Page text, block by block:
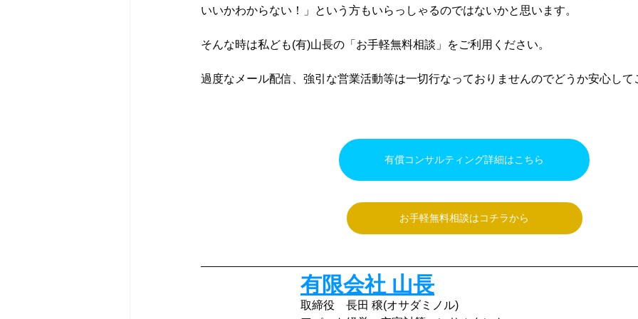
いいかわからない！」という方もいらっしゃるのではないかと思います。
そんな時は私ども(有)山長の「お手軽無料相談」をご利用ください。
過度なメール配信、強引な営業活動等は一切行なっておりませんのでどうか安心して
有償コンサルティング詳細はこちら
お手軽無料相談はコチラから
有限会社 山長
取締役　長田 穣(オサダミノル)